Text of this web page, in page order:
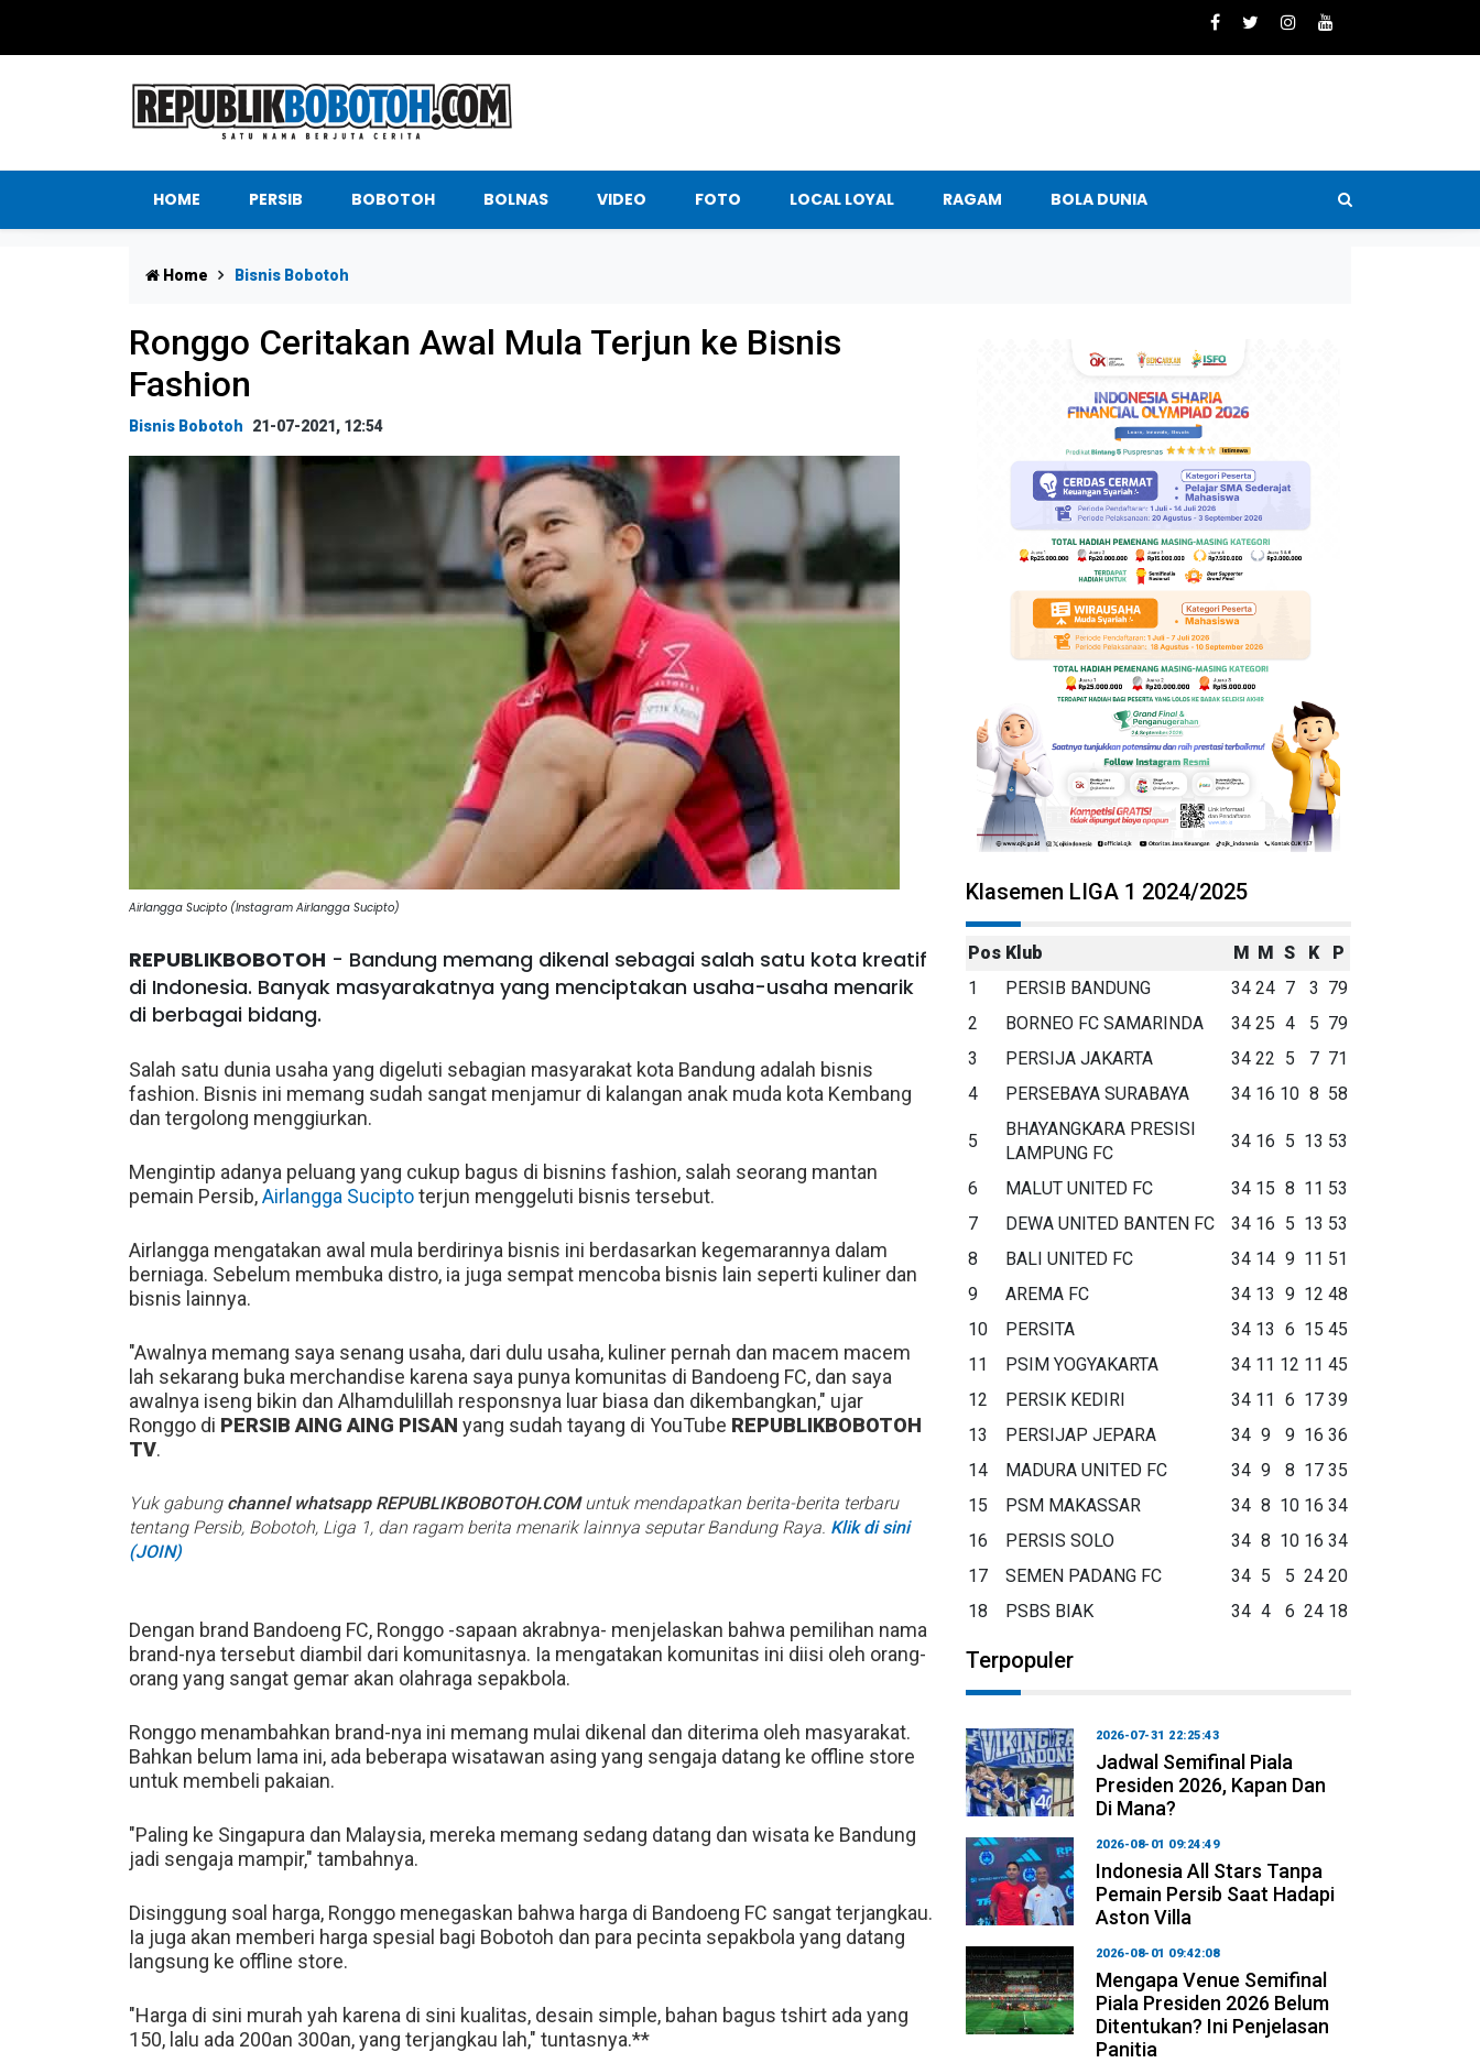
HOME PERSIB BOBOTOH BOLNAS VIDEO FOTO LOCAL LOYAL RAGAM BOLA DUNIA
Home Bisnis Bobotoh
Ronggo Ceritakan Awal Mula Terjun ke Bisnis
Fashion
Bisnis Bobotoh 21-07-2021, 12:54
Airlangga Sucipto (Instagram Airlangga Sucipto)
REPUBLIKBOBOTOH - Bandung memang dikenal sebagai salah satu kota kreatif
di Indonesia. Banyak masyarakatnya yang menciptakan usaha-usaha menarik
di berbagai bidang.
Salah satu dunia usaha yang digeluti sebagian masyarakat kota Bandung adalah bisnis
fashion. Bisnis ini memang sudah sangat menjamur di kalangan anak muda kota Kembang
dan tergolong menggiurkan.
Mengintip adanya peluang yang cukup bagus di bisnins fashion, salah seorang mantan
pemain Persib,Airlangga Suciptoterjun menggeluti bisnis tersebut.
Airlangga mengatakan awal mula berdirinya bisnis ini berdasarkan kegemarannya dalam
berniaga. Sebelum membuka distro, ia juga sempat mencoba bisnis lain seperti kuliner dan
bisnis lainnya.
"Awalnya memang saya senang usaha, dari dulu usaha, kuliner pernah dan macem macem
lah sekarang buka merchandise karena saya punya komunitas di Bandoeng FC, dan saya
awalnya iseng bikin dan Alhamdulillah responsnya luar biasa dan dikembangkan," ujar
Ronggo di PERSIB AING AING PISAN yang sudah tayang di YouTube REPUBLIKBOBOTOH
TV.
Yuk gabung channel whatsapp REPUBLIKBOBOTOH.COMuntuk mendapatkan berita-berita terbaru
tentang Persib, Bobotoh, Liga 1, dan ragam berita menarik lainnya seputar Bandung Raya. Klik di sini
(JOIN)
Dengan brand Bandoeng FC, Ronggo -sapaan akrabnya- menjelaskan bahwa pemilihan nama
brand-nya tersebut diambil dari komunitasnya. Ia mengatakan komunitas ini diisi oleh orang-
orang yang sangat gemar akan olahraga sepakbola.
Ronggo menambahkan brand-nya ini memang mulai dikenal dan diterima oleh masyarakat.
Bahkan belum lama ini, ada beberapa wisatawan asing yang sengaja datang ke offline store
untuk membeli pakaian.
"Paling ke Singapura dan Malaysia, mereka memang sedang datang dan wisata ke Bandung
jadi sengaja mampir," tambahnya.
Disinggung soal harga, Ronggo menegaskan bahwa harga di Bandoeng FC sangat terjangkau.
Ia juga akan memberi harga spesial bagi Bobotoh dan para pecinta sepakbola yang datang
langsung ke offline store.
"Harga di sini murah yah karena di sini kualitas, desain simple, bahan bagus tshirt ada yang
150, lalu ada 200an 300an, yang terjangkau lah," tuntasnya.**
Klasemen LIGA 1 2024/2025
Pos Klub M M S K
P
1
PERSIB BANDUNG 34 24 7 3 79
2
BORNEO FC SAMARINDA 34 25 4 5 79
3
PERSIJA JAKARTA 34 22 5 7 71
4
PERSEBAYA SURABAYA 34 16 10 8 58
5
BHAYANGKARA PRESISI
LAMPUNG FC
34 16 5 13 53
6 MALUT UNITED FC 34 15 8 11 53
7
DEWA UNITED BANTEN FC 34 16 5 13 53
8
BALI UNITED FC 34 14 9 11 51
9
AREMA FC 34 13 9 12 48
10
PERSITA 34 13 6 15 45
11
PSIM YOGYAKARTA 34 11 12 11 45
12
PERSIK KEDIRI 34 11 6 17 39
13
PERSIJAP JEPARA 34 9 9 16 36
14
MADURA UNITED FC 34 9 8 17 35
15
PSM MAKASSAR 34 8 10 16 34
16
PERSIS SOLO 34 8 10 16 34
17
SEMEN PADANG FC 34 5 5 24 20
18
PSBS BIAK 34 4 6 24 18
Terpopuler
2026-07-31 22:25:43
Jadwal Semifinal Piala
Presiden 2026, Kapan Dan
Di Mana?
2026-08-01 09:24:49
Indonesia All Stars Tanpa
Pemain Persib Saat Hadapi
Aston Villa
2026-08-01 09:42:08
Mengapa Venue Semifinal
Piala Presiden 2026 Belum
Ditentukan? Ini Penjelasan
Panitia